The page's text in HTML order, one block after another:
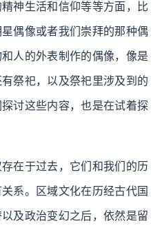
神生活和信仰等等方面，比
偶像或者我们崇拜的那种偶
人的外表制作的偶像，像是
祭祀，以及祭祀里涉及到的
讨这些内容，也是在试着探
在于过去，它们和我们的历
系。区域文化在历经古代国
及政治变幻之后，依然是留